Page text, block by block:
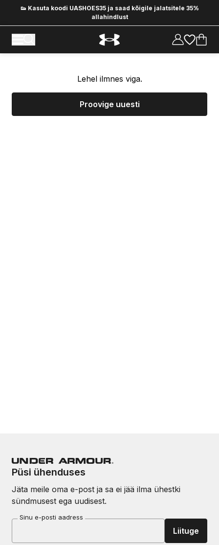
👟 Kasuta koodi UASHOES35 ja saad kõigile jalatsitele 35%
allahindlust
Lehel ilmnes viga.
Proovige uuesti
Püsi ühenduses
Jäta meile oma e-post ja sa ei jää ilma ühestki
sündmusest ega uudisest.
Sinu e-posti aadress
Liituge